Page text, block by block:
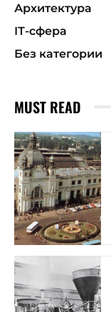
Архитектура
ІТ-сфера
Без категории
MUST READ